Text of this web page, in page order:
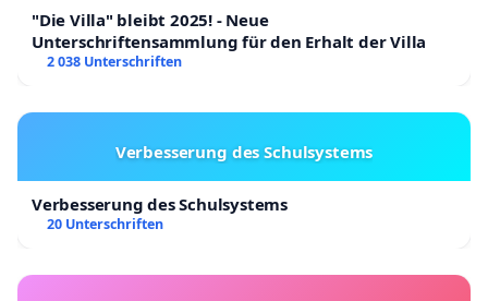
"Die Villa" bleibt 2025! - Neue
Unterschriftensammlung für den Erhalt der Villa
2 038 Unterschriften
Verbesserung des Schulsystems
Verbesserung des Schulsystems
20 Unterschriften